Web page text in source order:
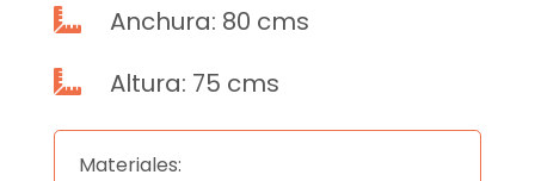
 Anchura: 80 cms
 Altura: 75 cms
Materiales: